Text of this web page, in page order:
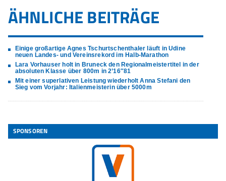
ÄHNLICHE BEITRÄGE
Einige großartige Agnes Tschurtschenthaler läuft in Udine
neuen Landes- und Vereinsrekord im Halb-Marathon
Lara Vorhauser holt in Bruneck den Regionalmeistertitel in der
absoluten Klasse über 800m in 2’16″81
Mit einer superlativen Leistung wiederholt Anna Stefani den
Sieg vom Vorjahr: Italienmeisterin über 5000m
SPONSOREN